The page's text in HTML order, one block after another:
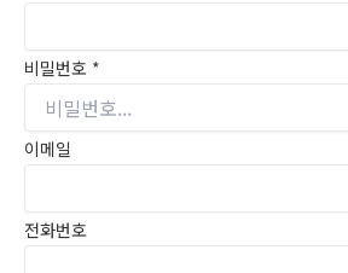
비밀번호 *
이메일
전화번호